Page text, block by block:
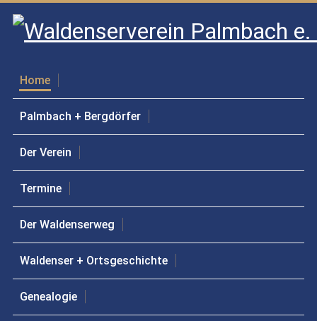
Home
Palmbach + Bergdörfer
Der Verein
Termine
Der Waldenserweg
Waldenser + Ortsgeschichte
Genealogie